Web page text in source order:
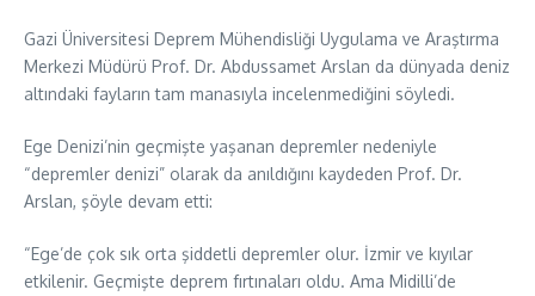
Gazi Üniversitesi Deprem Mühendisliği Uygulama ve Araştırma
Merkezi Müdürü Prof. Dr. Abdussamet Arslan da dünyada deniz
altındaki fayların tam manasıyla incelenmediğini söyledi.
Ege Denizi’nin geçmişte yaşanan depremler nedeniyle
“depremler denizi” olarak da anıldığını kaydeden Prof. Dr.
Arslan, şöyle devam etti:
“Ege’de çok sık orta şiddetli depremler olur. İzmir ve kıyılar
etkilenir. Geçmişte deprem fırtınaları oldu. Ama Midilli’de